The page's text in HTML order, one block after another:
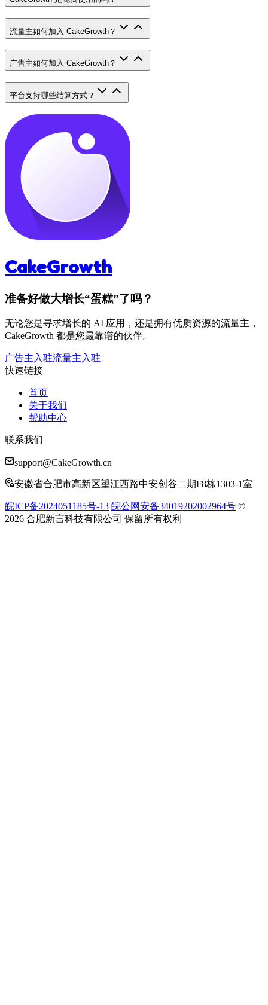
流量主如何加入 CakeGrowth？
广告主如何加入 CakeGrowth？
平台支持哪些结算方式？
CakeGrowth
准备好做大增长“蛋糕”了吗？
无论您是寻求增长的 AI 应用，还是拥有优质资源的流量主，
CakeGrowth 都是您最靠谱的伙伴。
广告主入驻流量主入驻
快速链接
首页
关于我们
帮助中心
联系我们
support@CakeGrowth.cn
安徽省合肥市高新区望江西路中安创谷二期F8栋1303-1室
皖ICP备2024051185号-13 皖公网安备34019202002964号 ©
2026 合肥新言科技有限公司 保留所有权利